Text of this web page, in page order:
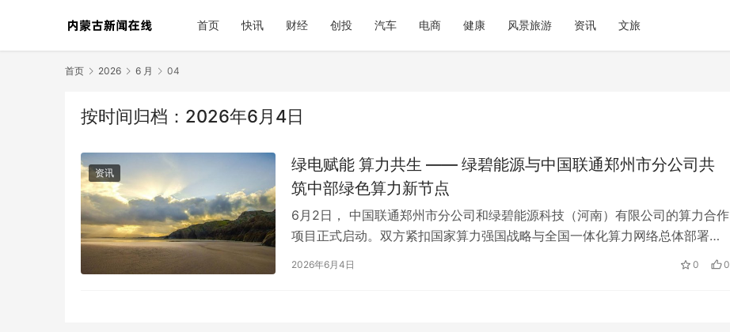
首页 快讯 财经 创投 汽车 电商 健康 风景旅游 资讯 文旅
首页 2026 6 月 04
按时间归档：2026年6月4日
资讯
绿电赋能 算力共生 —— 绿碧能源与中国联通郑州市分公司共
筑中部绿色算力新节点
6月2日， 中国联通郑州市分公司和绿碧能源科技（河南）有限公司的算力合作
项目正式启动。双方紧扣国家算力强国战略与全国一体化算力网络总体部署，
围绕算电协同发展方向，聚焦零碳算力、区域…
2026年6月4日 0 0